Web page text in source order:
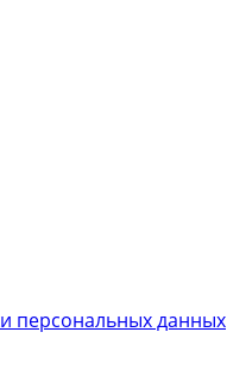
персональных данных